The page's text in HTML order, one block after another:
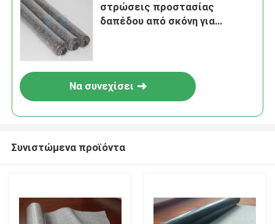
στρώσεις προστασίας
δαπέδου από σκόνη για
Να συνεχίσει
Συνιστώμενα προϊόντα